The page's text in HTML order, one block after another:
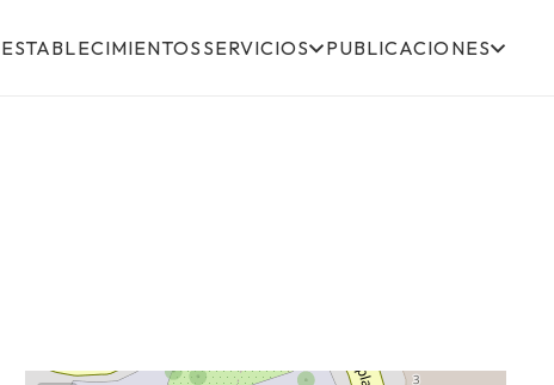
ESTABLECIMIENTOS SERVICIOS PUBLICACIONES